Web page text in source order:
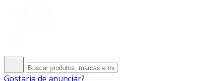
Gostaria de anunciar?